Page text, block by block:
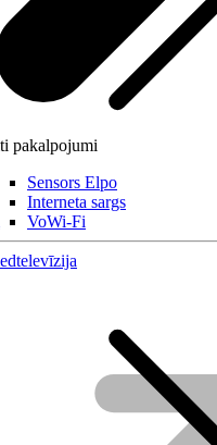
pakalpojumi
Sensors Elpo
Interneta sargs
VoWi-Fi